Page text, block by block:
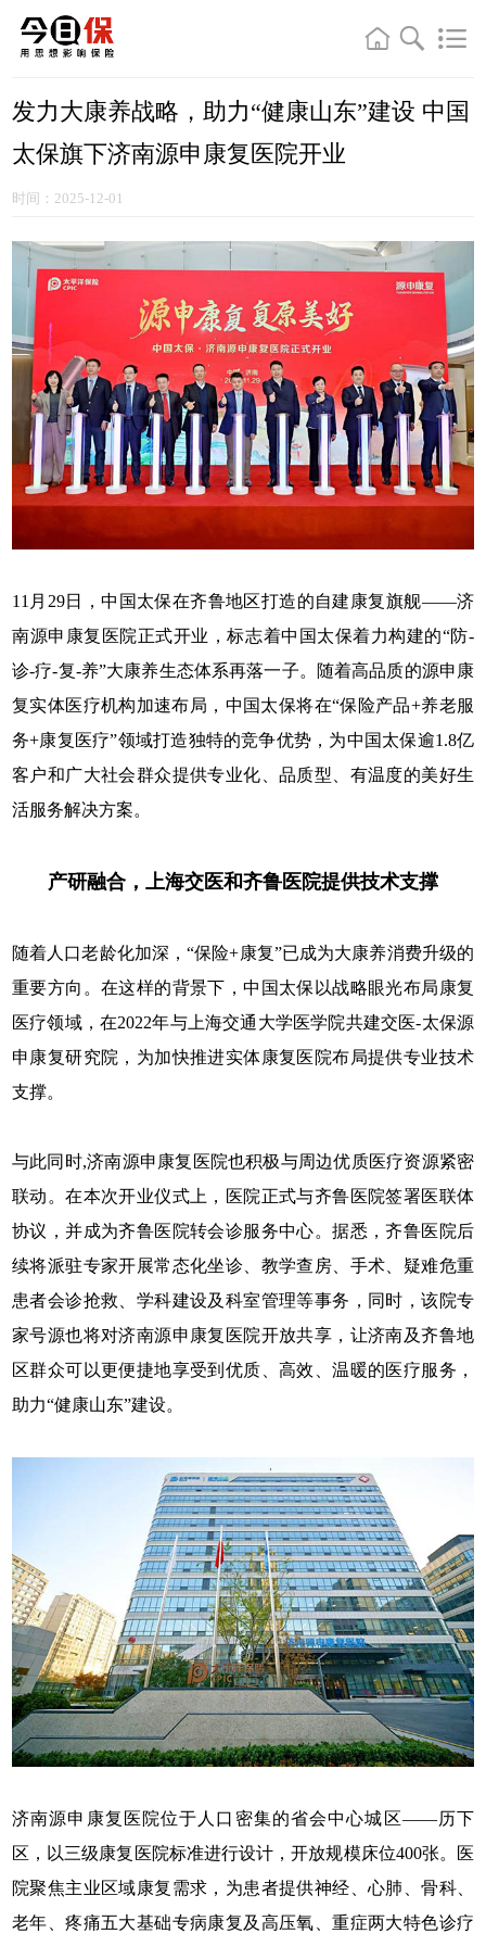
发力大康养战略，助力“健康山东”建设 中国
太保旗下济南源申康复医院开业
时间：2025-12-01
11月29日，中国太保在齐鲁地区打造的自建康复旗舰——济
南源申康复医院正式开业，标志着中国太保着力构建的“防-
诊-疗-复-养”大康养生态体系再落一子。随着高品质的源申康
复实体医疗机构加速布局，中国太保将在“保险产品+养老服
务+康复医疗”领域打造独特的竞争优势，为中国太保逾1.8亿
客户和广大社会群众提供专业化、品质型、有温度的美好生
活服务解决方案。
产研融合，上海交医和齐鲁医院提供技术支撑
随着人口老龄化加深，“保险+康复”已成为大康养消费升级的
重要方向。在这样的背景下，中国太保以战略眼光布局康复
医疗领域，在2022年与上海交通大学医学院共建交医-太保源
申康复研究院，为加快推进实体康复医院布局提供专业技术
支撑。
与此同时,济南源申康复医院也积极与周边优质医疗资源紧密
联动。在本次开业仪式上，医院正式与齐鲁医院签署医联体
协议，并成为齐鲁医院转会诊服务中心。据悉，齐鲁医院后
续将派驻专家开展常态化坐诊、教学查房、手术、疑难危重
患者会诊抢救、学科建设及科室管理等事务，同时，该院专
家号源也将对济南源申康复医院开放共享，让济南及齐鲁地
区群众可以更便捷地享受到优质、高效、温暖的医疗服务，
助力“健康山东”建设。
济南源申康复医院位于人口密集的省会中心城区——历下
区，以三级康复医院标准进行设计，开放规模床位400张。医
院聚焦主业区域康复需求，为患者提供神经、心肺、骨科、
老年、疼痛五大基础专病康复及高压氧、重症两大特色诊疗